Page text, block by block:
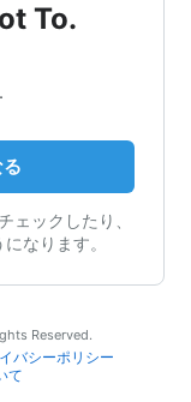
To.
ェックしたり、
なります。
Reserved.
バシーポリシー
て